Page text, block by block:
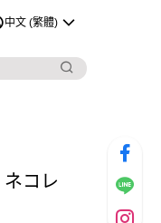
中文 (繁體)
コレ